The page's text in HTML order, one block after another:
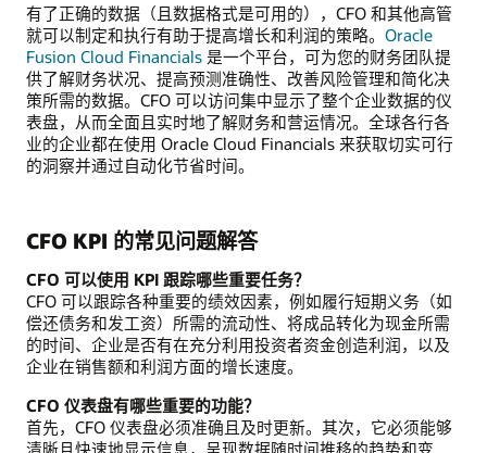
有了正确的数据（且数据格式是可用的），CFO 和其他高管
就可以制定和执行有助于提高增长和利润的策略。 Oracle
Fusion Cloud Financials 是一个平台，可为您的财务团队提
供了解财务状况、提高预测准确性、改善风险管理和简化决
策所需的数据。CFO 可以访问集中显示了整个企业数据的仪
表盘，从而全面且实时地了解财务和营运情况。全球各行各
业的企业都在使用 Oracle Cloud Financials 来获取切实可行
的洞察并通过自动化节省时间。
CFO KPI 的常见问题解答
CFO 可以使用 KPI 跟踪哪些重要任务？
CFO 可以跟踪各种重要的绩效因素，例如履行短期义务（如
偿还债务和发工资）所需的流动性、将成品转化为现金所需
的时间、企业是否有在充分利用投资者资金创造利润，以及
企业在销售额和利润方面的增长速度。
CFO 仪表盘有哪些重要的功能？
首先，CFO 仪表盘必须准确且及时更新。其次，它必须能够